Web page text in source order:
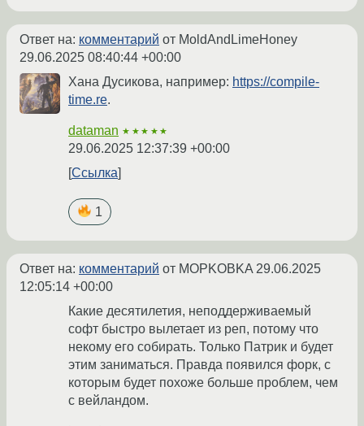
Ответ на: комментарий от MoldAndLimeHoney
29.06.2025 08:40:44 +00:00
Хана Дусикова, например: https://compile-
time.re.
dataman ★★★★★
29.06.2025 12:37:39 +00:00
Ссылка
1
Ответ на: комментарий от MOPKOBKA 29.06.2025
12:05:14 +00:00
Какие десятилетия, неподдерживаемый
софт быстро вылетает из реп, потому что
некому его собирать. Только Патрик и будет
этим заниматься. Правда появился форк, с
которым будет похоже больше проблем, чем
с вейландом.